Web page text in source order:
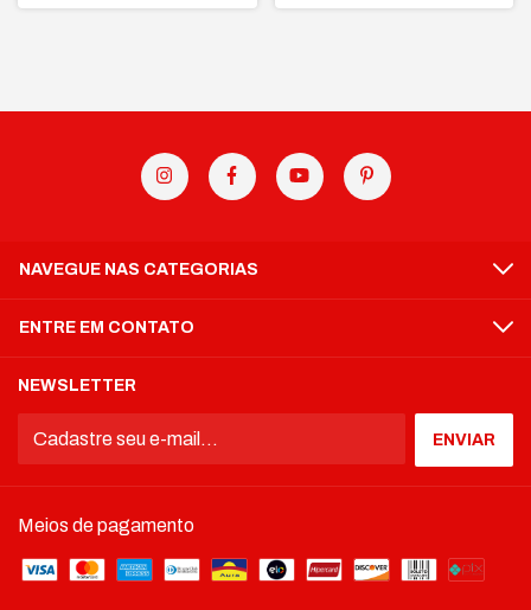
NAVEGUE NAS CATEGORIAS
ENTRE EM CONTATO
NEWSLETTER
Meios de pagamento